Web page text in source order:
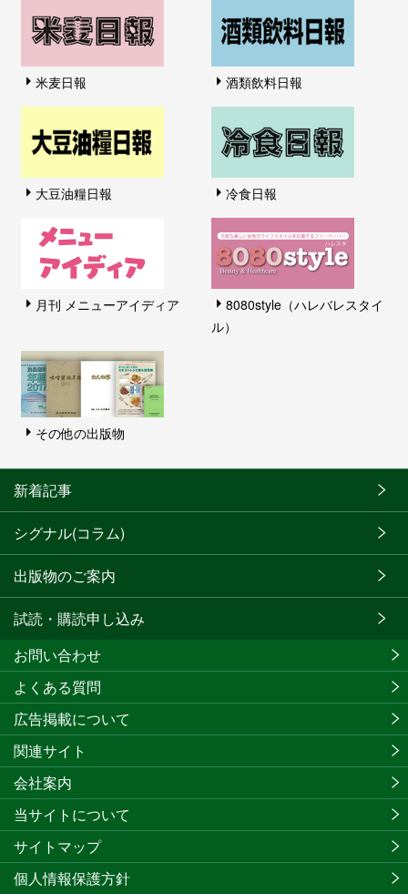
米麦日報 酒類飲料日報
大豆油糧日報 冷食日報
月刊 メニューアイディア
8080style（ハレバレスタイ
ル）
その他の出版物
新着記事
シグナル(コラム)
出版物のご案内
試読・購読申し込み
お問い合わせ
よくある質問
広告掲載について
関連サイト
会社案内
当サイトについて
サイトマップ
個人情報保護方針